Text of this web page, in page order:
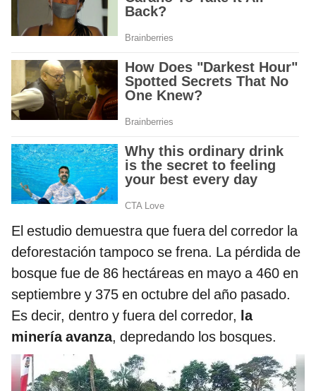
El estudio demuestra que fuera del corredor la
deforestación tampoco se frena. La pérdida de
bosque fue de 86 hectáreas en mayo a 460 en
septiembre y 375 en octubre del año pasado.
Es decir, dentro y fuera del corredor, la
minería avanza, depredando los bosques.